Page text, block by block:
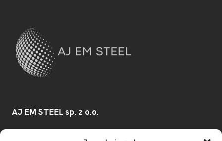
AJ EM STEEL sp. z o.o.